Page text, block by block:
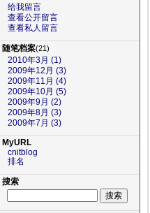
给我留言
查看公开留言
查看私人留言
随笔档案(21)
2010年3月 (1)
2009年12月 (3)
2009年11月 (4)
2009年10月 (5)
2009年9月 (2)
2009年8月 (3)
2009年7月 (3)
MyURL
cnitblog
排名
搜索